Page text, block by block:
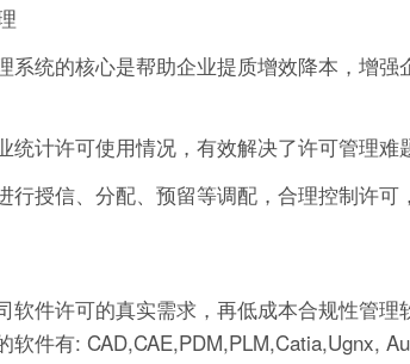
统的核心是帮助企业提质增效降本，增强
计许可使用情况，有效解决了许可管理难
授信、分配、预留等调配，合理控制许可
件许可的真实需求，再低成本合规性管理
件有: CAD,CAE,PDM,PLM,Catia,Ugnx,